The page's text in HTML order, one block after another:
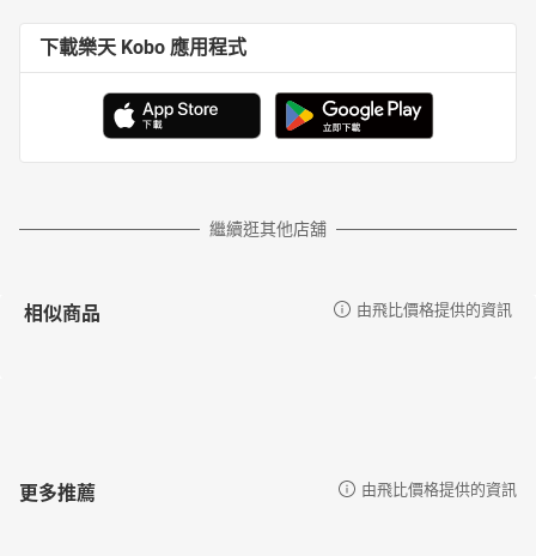
下載樂天 Kobo 應用程式
繼續逛其他店舖
相似商品 由飛比價格提供的資訊
更多推薦 由飛比價格提供的資訊